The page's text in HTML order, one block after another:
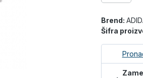
Brend:
Šifra